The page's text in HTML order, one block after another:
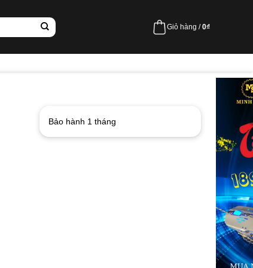
Giỏ hàng /0₫
Bảo hành 1 tháng